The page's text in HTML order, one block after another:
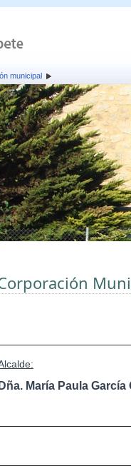
municipal
Dña. María Paula